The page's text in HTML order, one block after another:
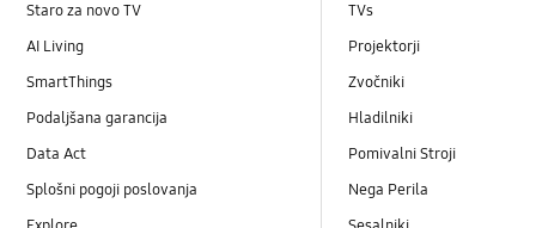
Staro za novo TV
AI Living
SmartThings
Podaljšana garancija
Data Act
Splošni pogoji poslovanja
TVs
Projektorji
Zvočniki
Hladilniki
Pomivalni Stroji
Nega Perila